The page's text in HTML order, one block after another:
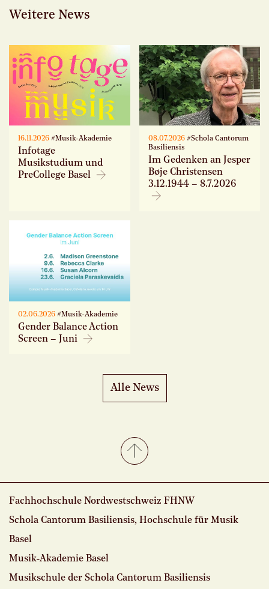
Weitere News
16.11.2026 #Musik-Akademie
Infotage
Musikstudium und
PreCollege Basel
08.07.2026#Schola Cantorum
Basiliensis
Im Gedenken an Jesper
Bøje Christensen
3.12.1944 – 8.7.2026
02.06.2026 #Musik-Akademie
Gender Balance Action
Screen – Juni
Alle News
Fachhochschule Nordwestschweiz FHNW
Schola Cantorum Basiliensis, Hochschule für Musik
Basel
Musik-Akademie Basel
Musikschule der Schola Cantorum Basiliensis